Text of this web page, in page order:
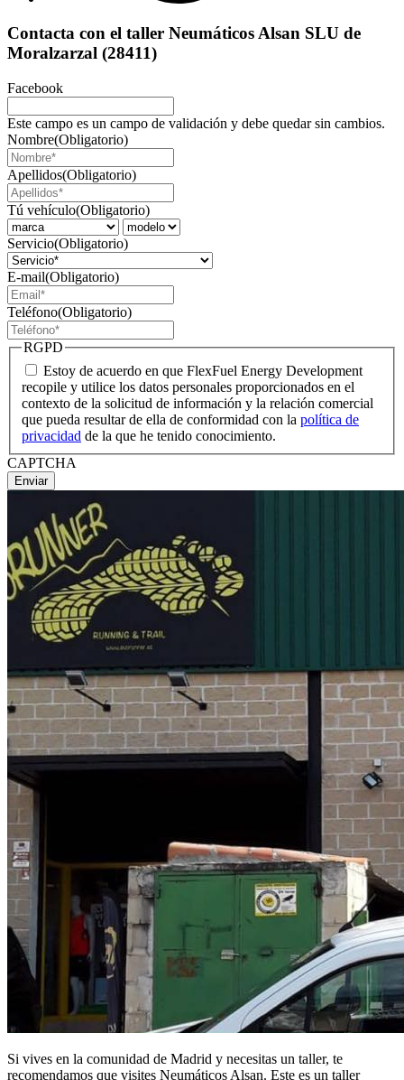
Contacta con el taller Neumáticos Alsan SLU de
Moralzarzal (28411)
Facebook
Este campo es un campo de validación y debe quedar sin cambios.
Nombre(Obligatorio)
Apellidos(Obligatorio)
Tú vehículo(Obligatorio)
Servicio(Obligatorio)
E-mail(Obligatorio)
Teléfono(Obligatorio)
RGPD
Estoy de acuerdo en que FlexFuel Energy Development
recopile y utilice los datos personales proporcionados en el
contexto de la solicitud de información y la relación comercial
que pueda resultar de ella de conformidad con la política de
privacidad de la que he tenido conocimiento.
CAPTCHA
Si vives en la comunidad de Madrid y necesitas un taller, te
recomendamos que visites Neumáticos Alsan. Este es un taller